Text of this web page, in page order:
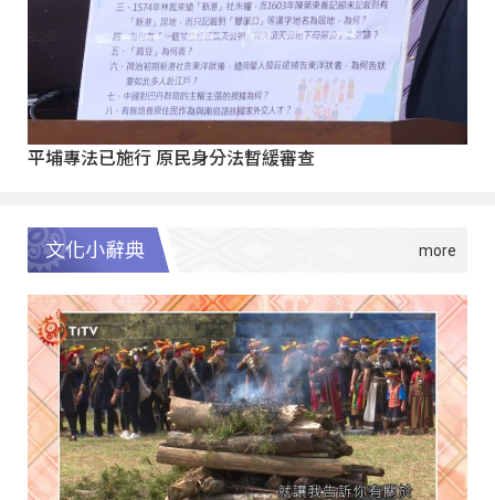
平埔專法已施行 原民身分法暫緩審查
文化小辭典